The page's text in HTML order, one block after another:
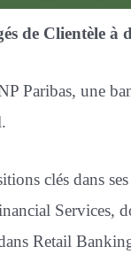
de Clientèle à
Paribas, une
clés dans
Services,
Retail